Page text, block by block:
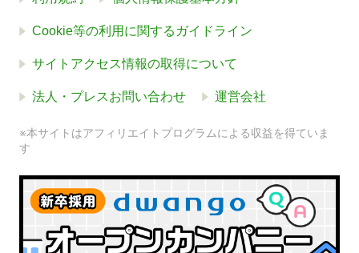
Cookie等の利用に関するガイドライン
サイトアクセス情報の取得について
法人・プレスお問い合わせ 運営会社
※本サイトはアフィリエイトプログラムによる収益を得ていま
す